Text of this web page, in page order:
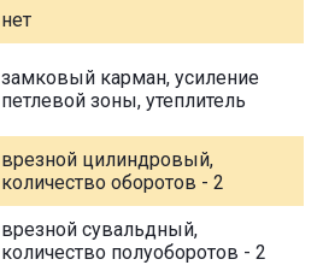
нет
замковый карман, усиление
петлевой зоны, утеплитель
врезной цилиндровый,
количество оборотов - 2
врезной сувальдный,
количество полуоборотов - 2